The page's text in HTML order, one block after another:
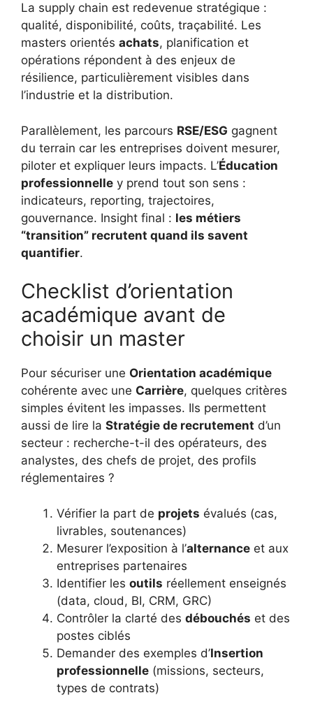
La supply chain est redevenue stratégique :
qualité, disponibilité, coûts, traçabilité. Les
masters orientés achats, planification et
opérations répondent à des enjeux de
résilience, particulièrement visibles dans
l’industrie et la distribution.
Parallèlement, les parcours RSE/ESG gagnent
du terrain car les entreprises doivent mesurer,
piloter et expliquer leurs impacts. L’Éducation
professionnelle y prend tout son sens :
indicateurs, reporting, trajectoires,
gouvernance. Insight final : les métiers
“transition” recrutent quand ils savent
quantifier.
Checklist d’orientation
académique avant de
choisir un master
Pour sécuriser une Orientation académique
cohérente avec une Carrière, quelques critères
simples évitent les impasses. Ils permettent
aussi de lire la Stratégie de recrutement d’un
secteur : recherche-t-il des opérateurs, des
analystes, des chefs de projet, des profils
réglementaires ?
Vérifier la part de projets évalués (cas,
livrables, soutenances)
Mesurer l’exposition à l’alternance et aux
entreprises partenaires
Identifier les outils réellement enseignés
(data, cloud, BI, CRM, GRC)
Contrôler la clarté des débouchés et des
postes ciblés
Demander des exemples d’Insertion
professionnelle (missions, secteurs,
types de contrats)